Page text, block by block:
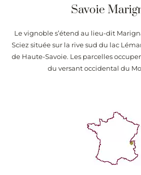
Savoie
Le vignoble s’étend au lieu-dit
Sciez située sur la rive sud du lac
de Haute-Savoie. Les parcelles
du versant occidental du